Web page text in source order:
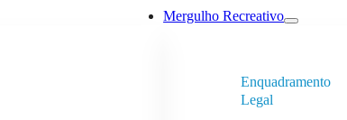
Mergulho Recreativo
Enquadramento
Legal